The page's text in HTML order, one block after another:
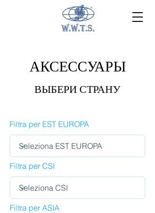
АКСЕССУАРЫ
ВЫБЕРИ СТРАНУ
Filtra per EST EUROPA
Filtra per CSI
Filtra per ASIA